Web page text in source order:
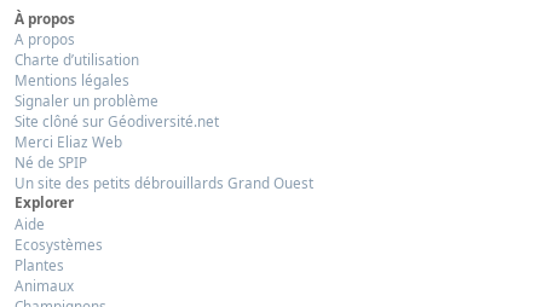
À propos
A propos
Charte d’utilisation
Mentions légales
Signaler un problème
Site clôné sur Géodiversité.net
Merci Eliaz Web
Né de SPIP
Un site des petits débrouillards Grand Ouest
Explorer
Aide
Ecosystèmes
Plantes
Animaux